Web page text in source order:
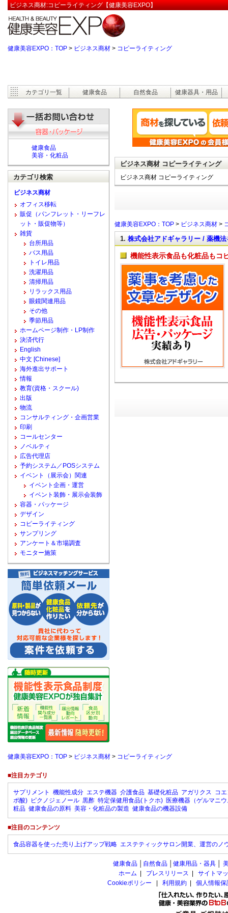
ビジネス商材:コピーライティング【健康美容EXPO】
健康美容EXPO：TOP > ビジネス商材 > コピーライティング
カテゴリ一覧 健康食品 自然食品 健康器具・用品
ビジネス商材 コピーライティング
ビジネス商材 コピーライティング
健康美容EXPO：TOP > ビジネス商材 >
1. 株式会社アドギャラリー / 薬機
機能性表示食品も化粧品もコ
健康食品
美容・化粧品
カテゴリ検索
ビジネス商材
オフィス移転
販促（パンフレット・リーフレ
ット・販促物等）
雑貨
台所用品
バス用品
トイレ用品
洗濯用品
清掃用品
リラックス用品
眼鏡関連用品
その他
季節用品
ホームページ制作・LP制作
決済代行
English
中文 [Chinese]
海外進出サポート
情報
教育(資格・スクール)
出版
物流
コンサルティング・企画営業
印刷
コールセンター
ノベルティ
広告代理店
予約システム／POSシステム
イベント（展示会）関連
イベント企画・運営
イベント装飾・展示会装飾
容器・パッケージ
デザイン
コピーライティング
サンプリング
アンケート＆市場調査
モニター施策
健康美容EXPO：TOP > ビジネス商材 > コピーライティング
■注目カテゴリ
サプリメント 機能性成分 エステ機器 介護食品 基礎化粧品 アガリクス コ
ポ酸) ピクノジェノール 黒酢 特定保健用食品(トクホ) 医療機器（ゲルマニ
粧品 健康食品の原料 美容・化粧品の製造 健康食品の機器設備
■注目のコンテンツ
食品容器を使った売り上げアップ戦略 エステティックサロン開業、運営のノ
健康食品 自然食品 健康用品・器具
ホーム
プレスリリース
サイトマ
Cookieポリシー
利用規約 個人情報